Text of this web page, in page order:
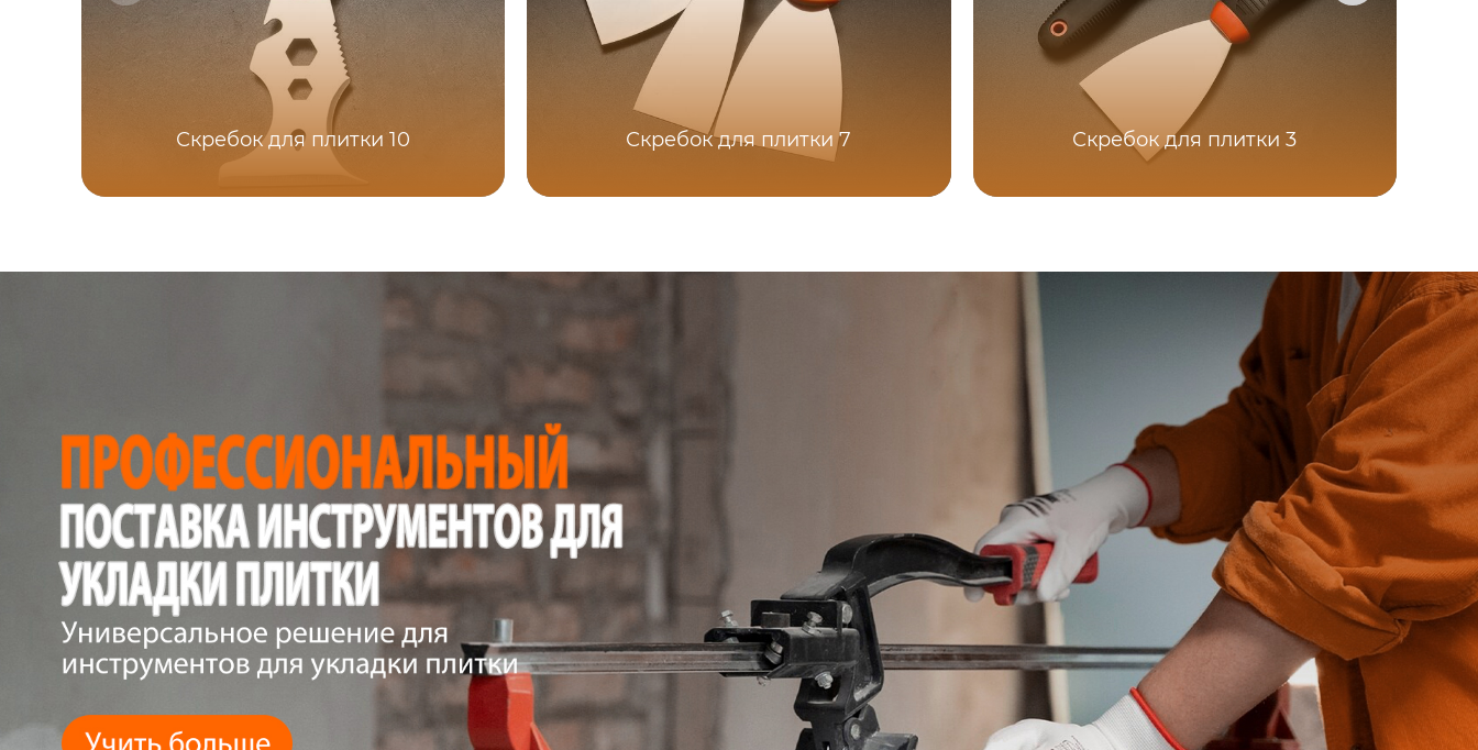
Скребок для плитки 10 Скребок для плитки 7 Скребок для плитки 3